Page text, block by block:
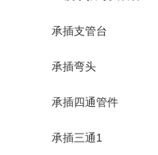
承插支管台
承插弯头
承插四通管件
承插三通1